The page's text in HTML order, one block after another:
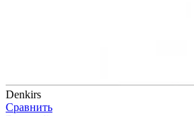
Denkirs
Сравнить